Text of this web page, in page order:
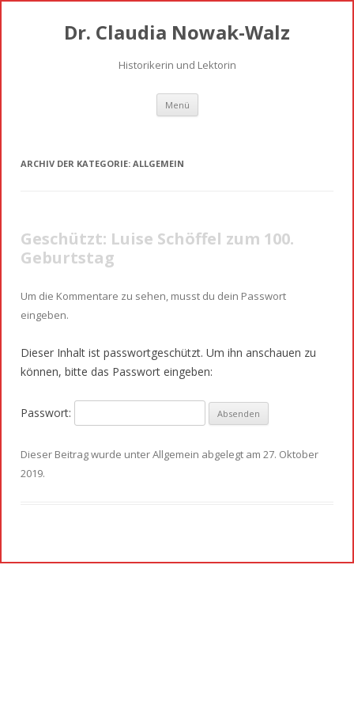
Dr. Claudia Nowak-Walz
Historikerin und Lektorin
Menü Springe
Inhalt
ARCHIV DER KATEGORIE: ALLGEMEIN
Geschützt: Luise Schöffel zum 100.
Geburtstag
Um die Kommentare zu sehen, musst du dein Passwort
eingeben.
Dieser Inhalt ist passwortgeschützt. Um ihn anschauen zu
können, bitte das Passwort eingeben:
Passwort:
Dieser Beitrag wurde unterAllgemein abgelegt am 27. Oktober
2019.